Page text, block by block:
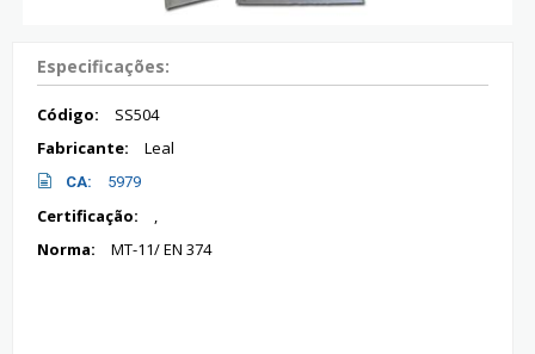
Especificações:
Código:
SS504
Fabricante:
Leal
CA: 5979
Certificação:
,
Norma:
MT-11/ EN 374